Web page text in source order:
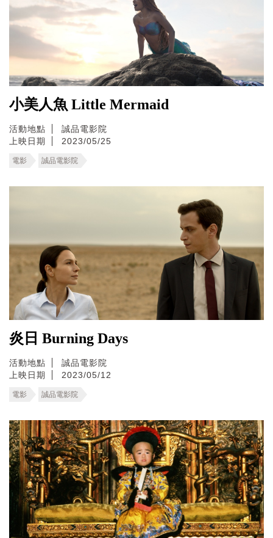
小美人魚 Little Mermaid
活動地點
誠品電影院
上映日期
2023/05/25
電影 誠品電影院
炎日 Burning Days
活動地點
誠品電影院
上映日期
2023/05/12
電影 誠品電影院